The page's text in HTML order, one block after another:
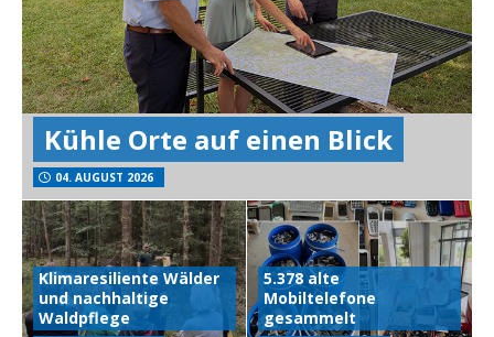
Kühle Orte auf einen Blick
04. AUGUST 2026
Klimaresiliente Wälder
und nachhaltige
Waldpflege
5.378 alte
Mobiltelefone
gesammelt